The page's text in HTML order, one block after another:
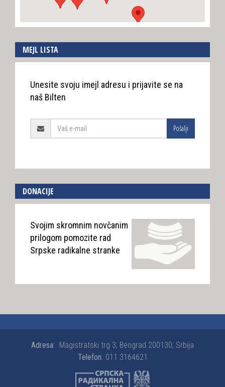
MEJL LISTA
Unesite svoju imejl adresu i prijavite se na
naš Bilten
Pošalji
DONACIJE
Svojim skromnim novčanim
prilogom pomozite rad
Srpske radikalne stranke
Adresa: Magistratski trg 3, Beograd 200130, Srbija
Telefon: 011 3164621